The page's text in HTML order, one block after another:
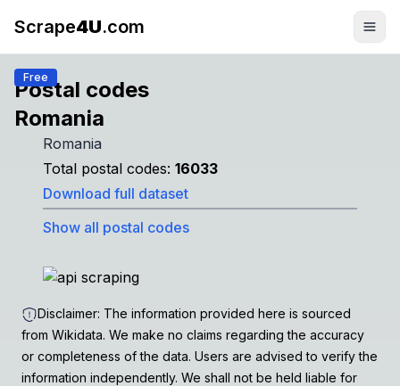
Scrape4U.com
Postal codes
Free
Romania
Romania
Total postal codes: 16033
Download full dataset
Show all postal codes
Disclaimer: The information provided here is sourced
from Wikidata. We make no claims regarding the accuracy
or completeness of the data. Users are advised to verify the
information independently. We shall not be held liable for